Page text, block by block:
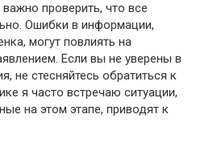
проверить, что все
Ошибки в информации,
могут повлиять на
Если вы не уверены в
не стесняйтесь обратиться к
я часто встречаю ситуации,
на этом этапе, приводят к